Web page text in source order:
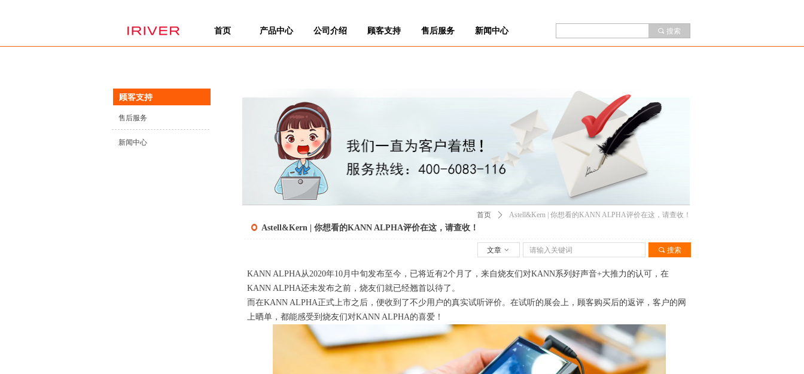
首页 产品中心 公司介绍 顾客支持 售后服务 新闻中心 끠 搜索
首页 ꄲ Astell&Kern | 你想看的KANN ALPHA评价在这，请查收！
Astell&Kern | 你想看的KANN ALPHA评价在这，请查收！
끠 搜索
文章 ꀁ
KANN ALPHA从2020年10月中旬发布至今，已将近有2个月了，来自烧友们对KANN系列好声音+大推力的认可，在
KANN ALPHA还未发布之前，烧友们就已经翘首以待了。
而在KANN ALPHA正式上市之后，便收到了不少用户的真实试听评价。在试听的展会上，顾客购买后的返评，客户的网
上晒单，都能感受到烧友们对KANN ALPHA的喜爱！
顾客支持
售后服务
新闻中心